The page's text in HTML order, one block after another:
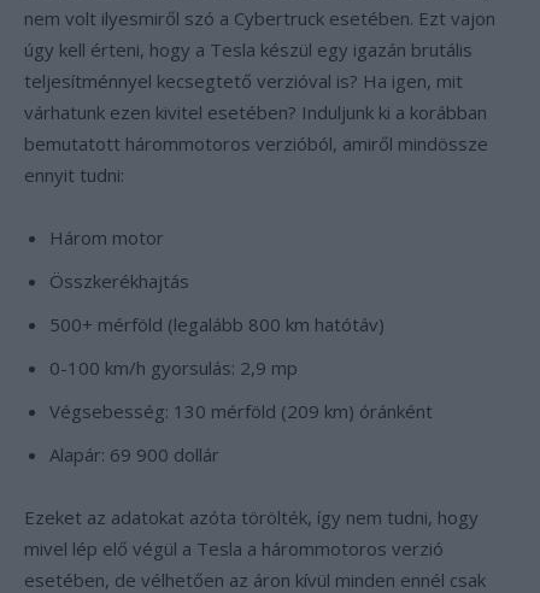
nem volt ilyesmiről szó a Cybertruck esetében. Ezt vajon
úgy kell érteni, hogy a Tesla készül egy igazán brutális
teljesítménnyel kecsegtető verzióval is? Ha igen, mit
várhatunk ezen kivitel esetében? Induljunk ki a korábban
bemutatott hárommotoros verzióból, amiről mindössze
ennyit tudni:
Három motor
Összkerékhajtás
500+ mérföld (legalább 800 km hatótáv)
0-100 km/h gyorsulás: 2,9 mp
Végsebesség: 130 mérföld (209 km) óránként
Alapár: 69 900 dollár
Ezeket az adatokat azóta törölték, így nem tudni, hogy
mivel lép elő végül a Tesla a hárommotoros verzió
esetében, de vélhetően az áron kívül minden ennél csak